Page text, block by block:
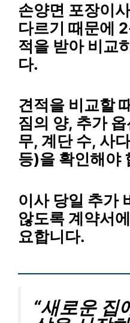
손양면 포장이
다르기 때문에
적을 받아 비교
다.
견적을 비교할
짐의 양, 추가
무, 계단 수, 사
등)을 확인해야
이사 당일 추가
않도록 계약서
요합니다.
“새로운 집